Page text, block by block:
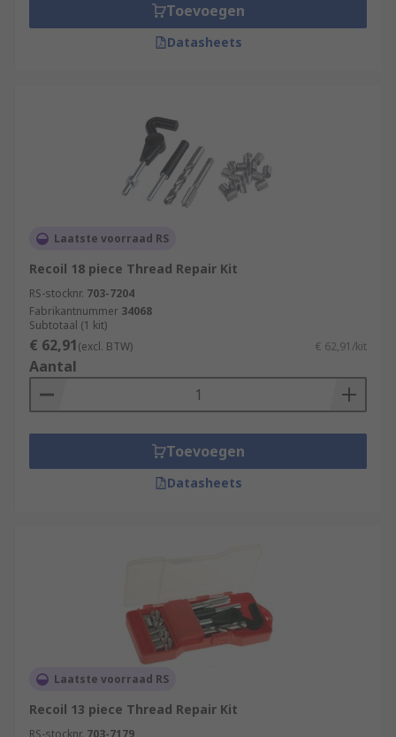
Toevoegen
Datasheets
Laatste voorraad RS
Recoil 18 piece Thread Repair Kit
RS-stocknr. 703-7204
Fabrikantnummer 34068
Subtotaal (1 kit)
€ 62,91(excl. BTW) € 62,91/kit
Aantal
Toevoegen
Datasheets
Laatste voorraad RS
Recoil 13 piece Thread Repair Kit
RS-stocknr. 703-7179